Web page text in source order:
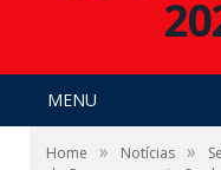
MENU
Home » Notícias »